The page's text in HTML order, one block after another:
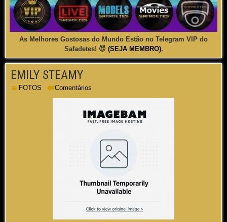
As Melhores Gostosas do Mundo Estão no Telegram VIP do
Safadetes! 😈 (SEJA MEMBRO).
EMILY STEAMY
FOTOS Comentários